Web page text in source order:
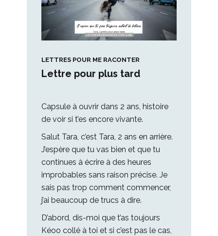
LETTRES POUR ME RACONTER
Lettre pour plus tard
Capsule à ouvrir dans 2 ans, histoire
de voir si t’es encore vivante.
Salut Tara, c’est Tara, 2 ans en arrière.
J’espère que tu vas bien et que tu
continues à écrire à des heures
improbables sans raison précise. Je
sais pas trop comment commencer,
j’ai beaucoup de trucs à dire.
D’abord, dis-moi que t’as toujours
Kéoo collé à toi et si c’est pas le cas,